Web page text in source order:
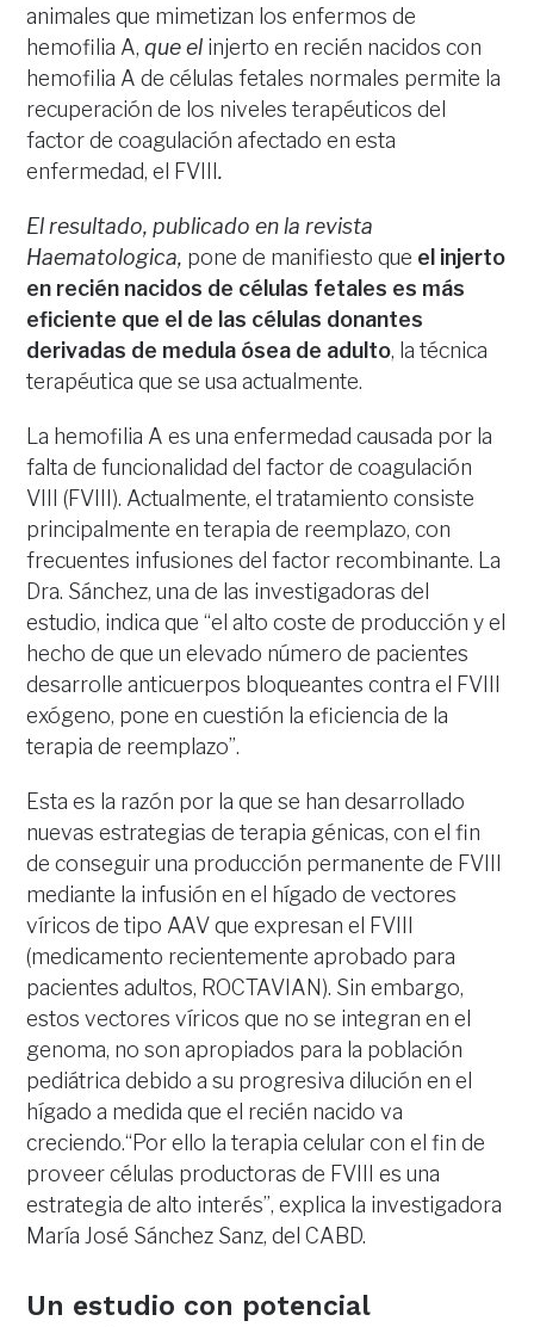
animales que mimetizan los enfermos de
hemofilia A,que el injerto en recién nacidos con
hemofilia A de células fetales normales permite la
recuperación de los niveles terapéuticos del
factor de coagulación afectado en esta
enfermedad, el FVIII.
El resultado, publicado en la revista
Haematologica, pone de manifiesto que el injerto
en recién nacidos de células fetales es más
eficiente que el de las células donantes
derivadas de medula ósea de adulto, la técnica
terapéutica que se usa actualmente.
La hemofilia A es una enfermedad causada por la
falta de funcionalidad del factor de coagulación
VIII (FVIII). Actualmente, el tratamiento consiste
principalmente en terapia de reemplazo, con
frecuentes infusiones del factor recombinante. La
Dra. Sánchez, una de las investigadoras del
estudio, indica que “el alto coste de producción y el
hecho de que un elevado número de pacientes
desarrolle anticuerpos bloqueantes contra el FVIII
exógeno, pone en cuestión la eficiencia de la
terapia de reemplazo”.
Esta es la razón por la que se han desarrollado
nuevas estrategias de terapia génicas, con el fin
de conseguir una producción permanente de FVIII
mediante la infusión en el hígado de vectores
víricos de tipo AAV que expresan el FVIII
(medicamento recientemente aprobado para
pacientes adultos, ROCTAVIAN). Sin embargo,
estos vectores víricos que no se integran en el
genoma, no son apropiados para la población
pediátrica debido a su progresiva dilución en el
hígado a medida que el recién nacido va
creciendo.“Por ello la terapia celular con el fin de
proveer células productoras de FVIII es una
estrategia de alto interés”, explica la investigadora
María José Sánchez Sanz, del CABD.
Un estudio con potencial